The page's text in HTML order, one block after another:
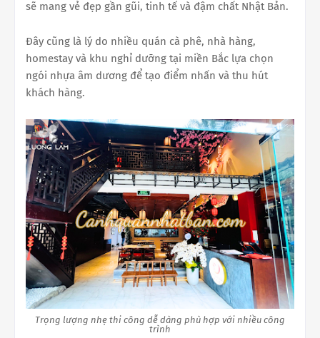
sẽ mang vẻ đẹp gần gũi, tinh tế và đậm chất Nhật Bản.
Đây cũng là lý do nhiều quán cà phê, nhà hàng,
homestay và khu nghỉ dưỡng tại miền Bắc lựa chọn
ngói nhựa âm dương để tạo điểm nhấn và thu hút
khách hàng.
Trọng lượng nhẹ thi công dễ dàng phù hợp với nhiều công
trình